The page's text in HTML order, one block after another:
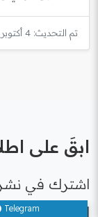
تم التحديث: 4 أكتوبر، 2025
Telegram
ابقَ على
اشترك في
الأخبار حول